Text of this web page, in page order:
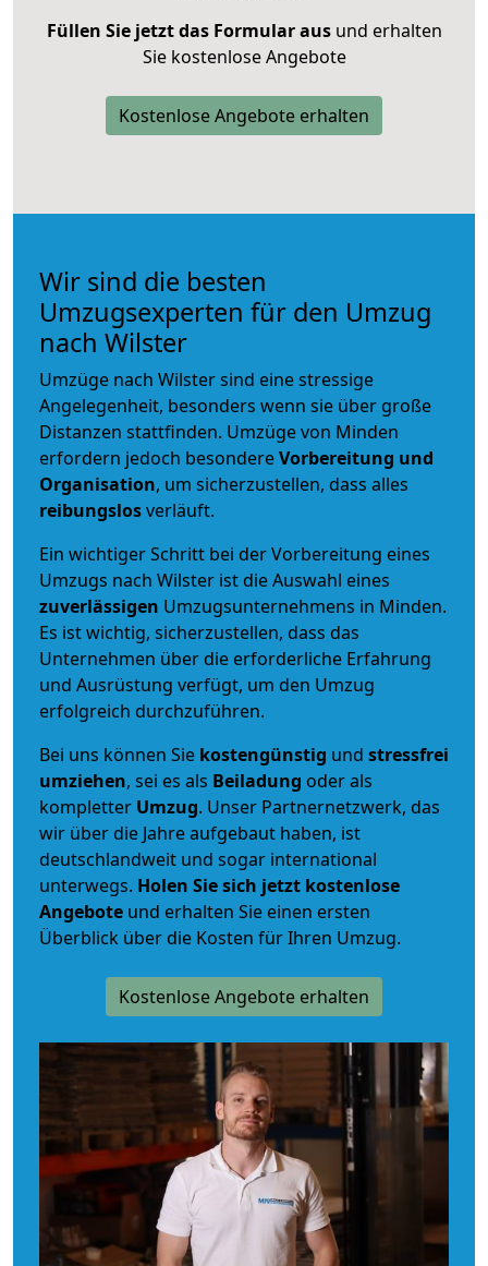
Füllen Sie jetzt das Formular ausund erhalten
Sie kostenlose Angebote
Kostenlose Angebote erhalten
Wir sind die besten
Umzugsexperten für den Umzug
nach Wilster
Umzüge nach Wilster sind eine stressige
Angelegenheit, besonders wenn sie über große
Distanzen stattfinden. Umzüge von Minden
erfordern jedoch besondereVorbereitung und
Organisation, um sicherzustellen, dass alles
reibungslosverläuft.
Ein wichtiger Schritt bei der Vorbereitung eines
Umzugs nach Wilster ist die Auswahl eines
zuverlässigen Umzugsunternehmens in Minden.
Es ist wichtig, sicherzustellen, dass das
Unternehmen über die erforderliche Erfahrung
und Ausrüstung verfügt, um den Umzug
erfolgreich durchzuführen.
Bei uns können Sie kostengünstig und stressfrei
umziehen, sei es als Beiladung oder als
kompletter Umzug. Unser Partnernetzwerk, das
wir über die Jahre aufgebaut haben, ist
deutschlandweit und sogar international
unterwegs. Holen Sie sich jetzt kostenlose
Angebote und erhalten Sie einen ersten
Überblick über die Kosten für Ihren Umzug.
Kostenlose Angebote erhalten